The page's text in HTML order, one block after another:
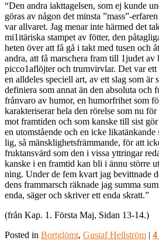
“Den andra iakttagelsen, som ej kunde
göras av någon det minsta ”mass”-
var allvaret. Jag menar inte härmed det
mi1itäriska stampet av fötter, den
heten över att få gå i takt med tusen och
andra, att få marschera fram till 1judet av
picco1aflöjter och trumvirvlar. Det var ett
en alldeles speciell art, av ett slag som är
definiera som annat än den absoluta och
frånvaro av humor, en humorfrihet som
karakteriserar hela den rörelse som nu för
mot framtiden och som kanske till sist
en utomstående och en icke likatänkande
lig, så mänsklighetsfrämmande, för att
fruktansvärd som den i vissa yttringar
kanske i en framtid kan bli i ännu större
ning. Under de fem kvart jag bevittnade
dens frammarsch räknade jag summa
enda, säger och skriver ett enda skratt.”
(från Kap. 1. Första Maj, Sidan 13-14.)
Posted in Bortglömt, Gustaf Hellström | 4